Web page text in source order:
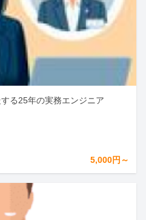
る25年の実務エンジニア
5,000円～